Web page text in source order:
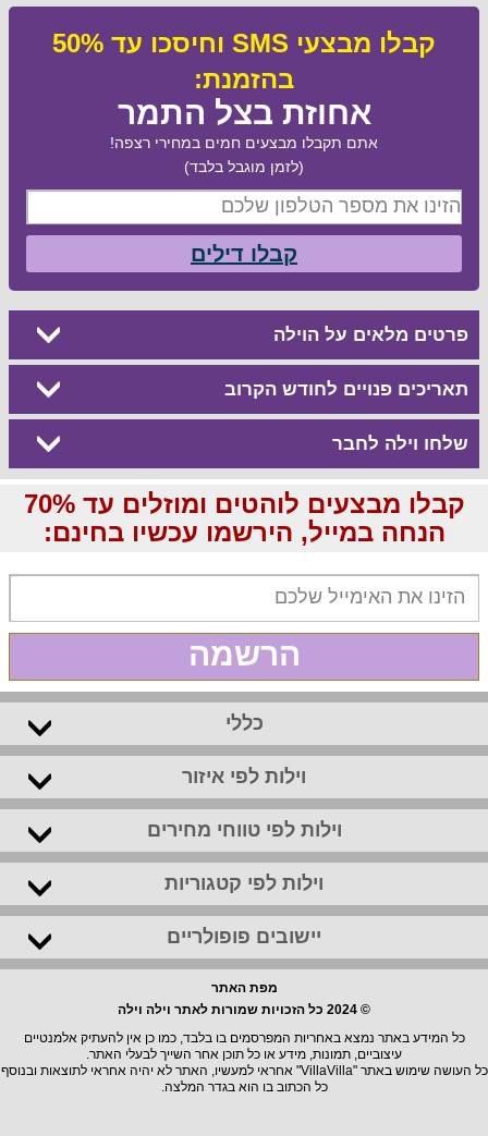
קבלו מבצעי SMS וחיסכו עד 50%
בהזמנת:
אחוזת בצל התמר
אתם תקבלו מבצעים חמים במחירי רצפה!
(לזמן מוגבל בלבד)
קבלו דילים
פרטים מלאים על הוילה
תאריכים פנויים לחודש הקרוב
שלחו וילה לחבר
קבלו מבצעים לוהטים ומוזלים עד 70%
הנחה במייל, הירשמו עכשיו בחינם:
הרשמה
כללי
וילות לפי איזור
וילות לפי טווחי מחירים
וילות לפי קטגוריות
יישובים פופולריים
מפת האתר
© 2024 כל הזכויות שמורות לאתר וילה וילה
כל המידע באתר נמצא באחריות המפרסמים בו בלבד, כמו כן אין להעתיק אלמנטיים
עיצוביים, תמונות, מידע או כל תוכן אחר השייך לבעלי האתר.
כל העושה שימוש באתר "VillaVilla" אחראי למעשיו, האתר לא יהיה אחראי לתוצאות ובנוסף
כל הכתוב בו הוא בגדר המלצה.